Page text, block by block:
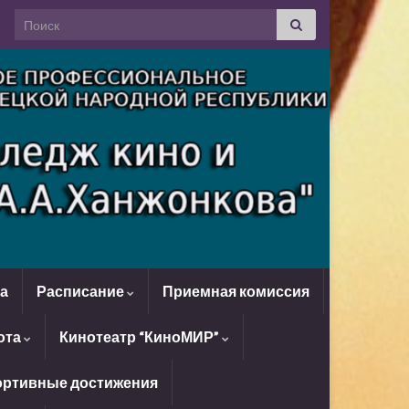
Search for:
Расписание Приемная комиссия
Кинотеатр “КиноМИР”
достижения